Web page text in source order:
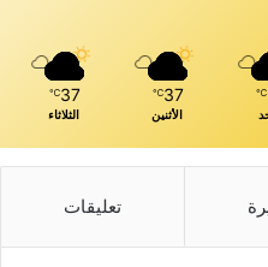
℃
37
℃
الأثنين
37
℃
الثلاثاء
تعليقات